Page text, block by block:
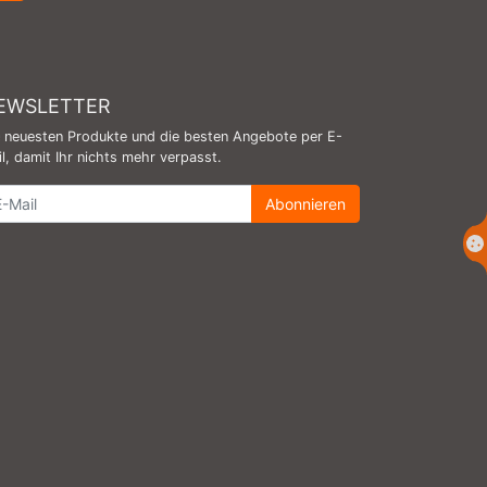
neuesten Produkte und die besten Angebote per E-
damit Ihr nichts mehr verpasst.
Abonnieren